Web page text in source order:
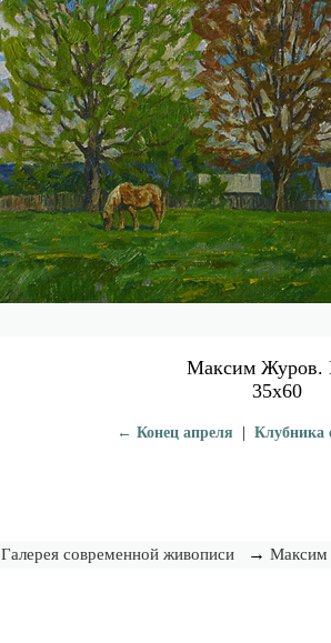
Максим Журов.
35х60
← Конец апреля Клубника
Галерея современной живописи →